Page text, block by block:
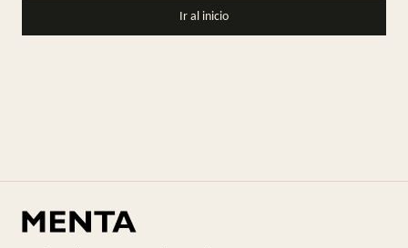
Ir al inicio